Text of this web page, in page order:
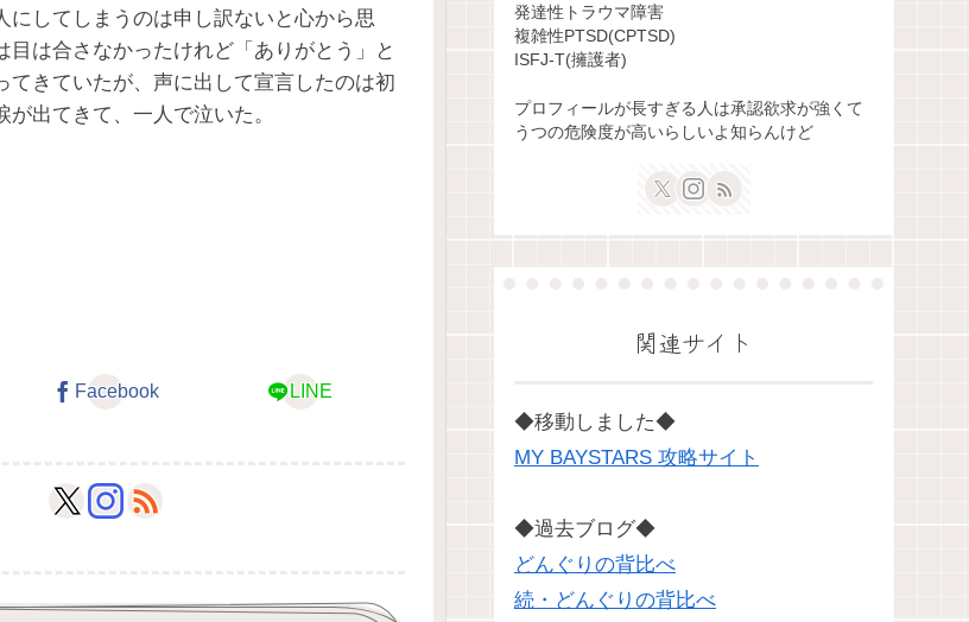
してしまうのは申し訳ないと心から思
は合さなかったけれど「ありがとう」と
きていたが、声に出して宣言したのは初
出てきて、一人で泣いた。
Facebook LINE
発達性トラウマ障害
複雑性PTSD(CPTSD)
ISFJ-T(擁護者)
プロフィールが長すぎる人は承認欲求が強くて
うつの危険度が高いらしいよ知らんけど
関連サイト
◆移動しました◆
MY BAYSTARS 攻略サイト
◆過去ブログ◆
どんぐりの背比べ
続・どんぐりの背比べ